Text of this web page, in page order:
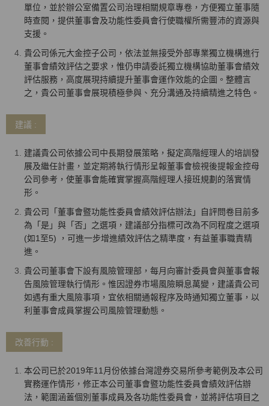
單位，並於辦公室備置公司治理相關規章專卷，方便獨立董事隨
時查閱，提供董事會及功能性委員會行使職權所需豐沛的資源與
支援。
貴公司係元大金控子公司，依法並無接受外部專業獨立機構進行
董事會績效評估之要求，惟仍申請委託獨立機構協助董事會績效
評估服務，高度展現持續提升董事會運作效能的企圖。整體言
之，貴公司董事會展現積極參與、充分溝通及持續精進之特色。
建議 :
建議貴公司依據公司中長期發展策略，擬定高階經理人的培訓發
展及繼任計畫，並定期將執行情形呈報董事會檢視後提報金控母
公司參考，使董事會能確實掌握高階經理人接班規劃的落實情
形。
貴公司「董事會暨功能性委員會績效評估辦法」自評問卷目前多
為「是」與「否」之選項，建議部分指標可改為不同程度之選項
(如1至5) ，可進一步增進績效評估之精準度，有益董事職責精
進。
貴公司董事會下設有風險管理部，每月向審計委員會與董事會報
告風險管理執行情形。惟因證券市場風險瞬息萬變，建議貴公司
如遇有重大風險事項，宜依相關通報程序及時通知獨立董事，以
利董事會成員掌握公司風險管理動態。
改善行動 :
本公司已於2019年11月份依據台灣證券交易所參考範例及本公司
實務運作情形，修正本公司董事會暨功能性委員會績效評估辦
法，範圍涵蓋個別董事成員及各功能性委員會，並將評估項目之